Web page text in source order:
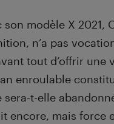
son modèle X
n’a pas
tout d’offrir une
enroulable
sera-t-elle
encore, mais force